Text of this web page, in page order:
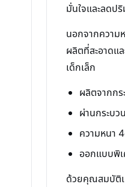
มั่นใจและลดป
นอกจากความ
ผลิตที่สะอาดแ
เด็กเล็ก
ผลิตจากกร
ผ่านกระบ
ความหนา
ออกแบบพิ
ด้วยคุณสมบัติเ